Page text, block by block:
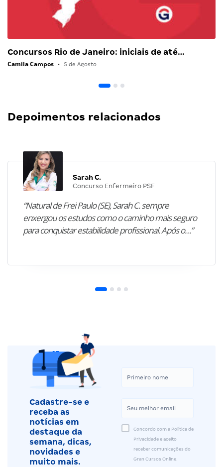
Concursos Rio de Janeiro: iniciais de até…
Camila Campos • 5 de Agosto
Depoimentos relacionados
Sarah C.
Concurso Enfermeiro PSF
“Natural de Frei Paulo (SE), Sarah C. sempre
enxergou os estudos como o caminho mais seguro
para conquistar estabilidade profissional. Após o…”
Cadastre-se e
receba as
notícias em
destaque da
semana, dicas,
novidades e
muito mais.
Concordo com a Política de
Privacidade e aceito
receber comunicações do
Gran Cursos Online.